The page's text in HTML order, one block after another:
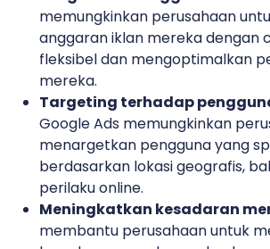
memungkinkan perusahaan
anggaran iklan mereka dengan
fleksibel dan mengoptimalkan
mereka.
Targeting terhadap
Google Ads memungkinkan
menargetkan pengguna yang
berdasarkan lokasi geografis,
perilaku online.
Meningkatkan kesadaran
membantu perusahaan untuk